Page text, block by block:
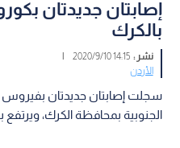
إصابتان جديدتان
بالكرك
نشر :14:15 2020/9/10
|
الأردن
سجلت إصابتان جديدتان بفيروس
الجنوبية بمحافظة الكرك، ويرتفع بذلك